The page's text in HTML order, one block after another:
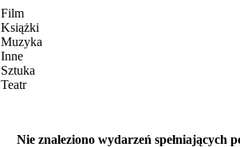
Film
Książki
Muzyka
Inne
Sztuka
Teatr
Nie znaleziono wydarzeń spełniających